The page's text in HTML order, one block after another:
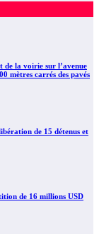
de la voirie sur l’avenue
mètres carrés des pavés
de 15 détenus et
de 16 millions USD